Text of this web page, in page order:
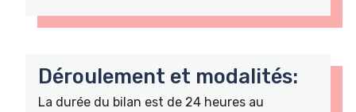
Déroulement et modalités:
La durée du bilan est de 24 heures au